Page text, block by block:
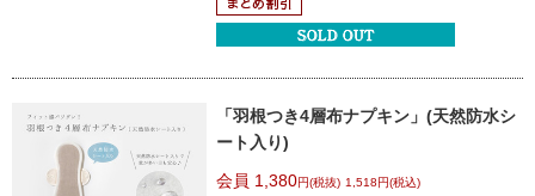
「羽根つき4層布ナプキン」(天然防水シ
ート入り)
会員 1,380円(税抜) 1,518円(税込)